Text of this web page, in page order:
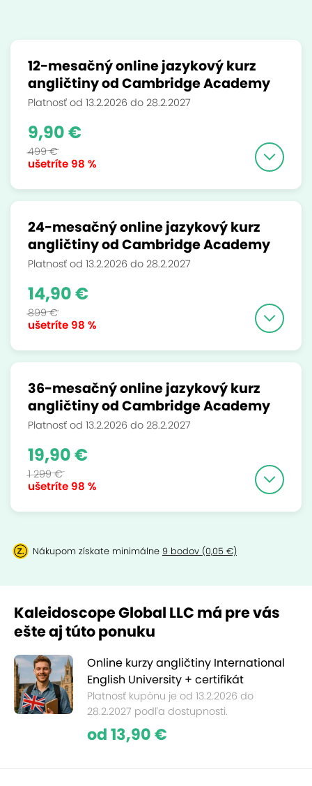
12-mesačný online jazykový kurz
angličtiny od Cambridge Academy
Platnosť od 13.2.2026 do 28.2.2027
ušetríte 98 %
9,90 €
499 €
24-mesačný online jazykový kurz
angličtiny od Cambridge Academy
Platnosť od 13.2.2026 do 28.2.2027
ušetríte 98 %
14,90 €
899 €
36-mesačný online jazykový kurz
angličtiny od Cambridge Academy
Platnosť od 13.2.2026 do 28.2.2027
ušetríte 98 %
19,90 €
1 299 €
Nákupom získate minimálne 9 bodov (0,05 €)
Kaleidoscope Global LLC má pre vás
ešte aj túto ponuku
Online kurzy angličtiny International
English University + certifikát
Platnosť kupónu je od 13.2.2026 do
28.2.2027 podľa dostupnosti.
od 13,90 €